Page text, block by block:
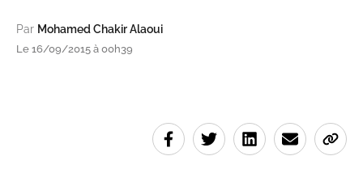
Par Mohamed Chakir Alaoui
Le 16/09/2015 à 00h39